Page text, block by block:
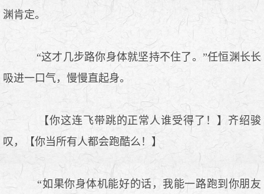
渊肯定。
“这才几步路你身体就坚持不住了。”任恒渊长长
吸进一口气，慢慢直起身。
【你这连飞带跳的正常人谁受得了！】齐绍骏
叹，【你当所有人都会跑酷么！】
“如果你身体机能好的话，我能一路跑到你朋友